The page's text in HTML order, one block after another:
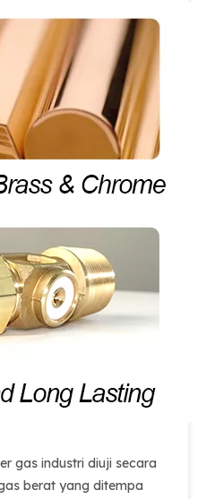
gas industri diuji secara
berat yang ditempa